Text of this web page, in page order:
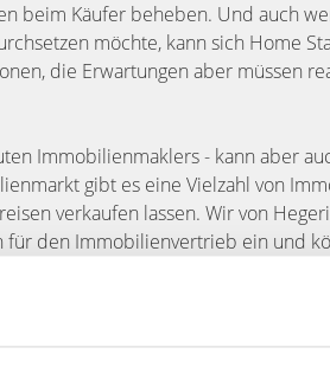
beim Käufer beheben. Und auch
möchte, kann sich Home
die Erwartungen aber müssen
Immobilienmaklers - kann aber
gibt es eine Vielzahl von
verkaufen lassen. Wir von
für den Immobilienvertrieb ein und
und wissen möchten, ob sich